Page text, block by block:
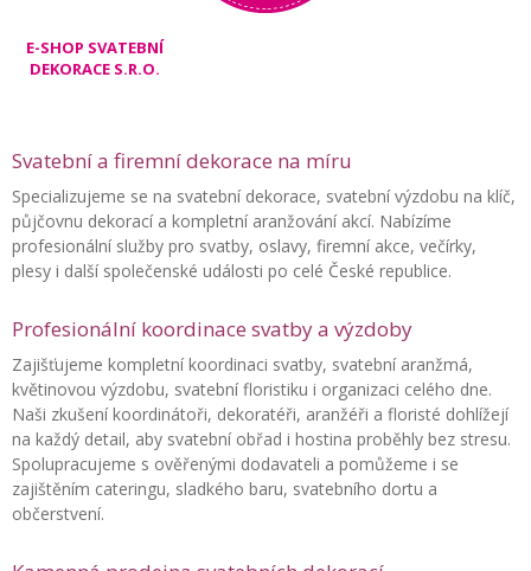
E-SHOP SVATEBNÍ
DEKORACE S.R.O.
Svatební a firemní dekorace na míru
Specializujeme se na svatební dekorace, svatební výzdobu na klíč,
půjčovnu dekorací a kompletní aranžování akcí. Nabízíme
profesionální služby pro svatby, oslavy, firemní akce, večírky,
plesy i další společenské události po celé České republice.
Profesionální koordinace svatby a výzdoby
Zajišťujeme kompletní koordinaci svatby, svatební aranžmá,
květinovou výzdobu, svatební floristiku i organizaci celého dne.
Naši zkušení koordinátoři, dekoratéři, aranžéři a floristé dohlížejí
na každý detail, aby svatební obřad i hostina proběhly bez stresu.
Spolupracujeme s ověřenými dodavateli a pomůžeme i se
zajištěním cateringu, sladkého baru, svatebního dortu a
občerstvení.